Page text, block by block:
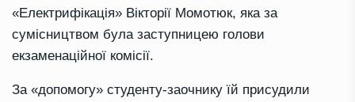
«Електрифікація» Вікторії Момотюк, яка за
сумісництвом була заступницею голови
екзаменаційної комісії.
За «допомогу» студенту-заочнику їй присудили